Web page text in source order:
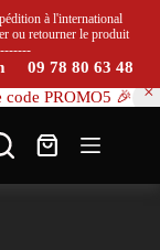
PROMO5 🎉
à l'international
ou retourner le produit
09 78 80 63 48